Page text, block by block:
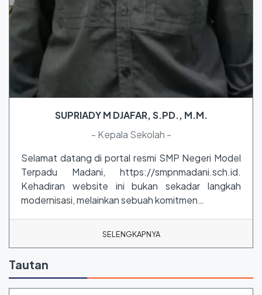
SUPRIADY M DJAFAR, S.PD., M.M.
- Kepala Sekolah -
Selamat datang di portal resmi SMP Negeri Model
Terpadu Madani, https://smpnmadani.sch.id.
Kehadiran website ini bukan sekadar langkah
modernisasi, melainkan sebuah komitmen…
SELENGKAPNYA
Tautan